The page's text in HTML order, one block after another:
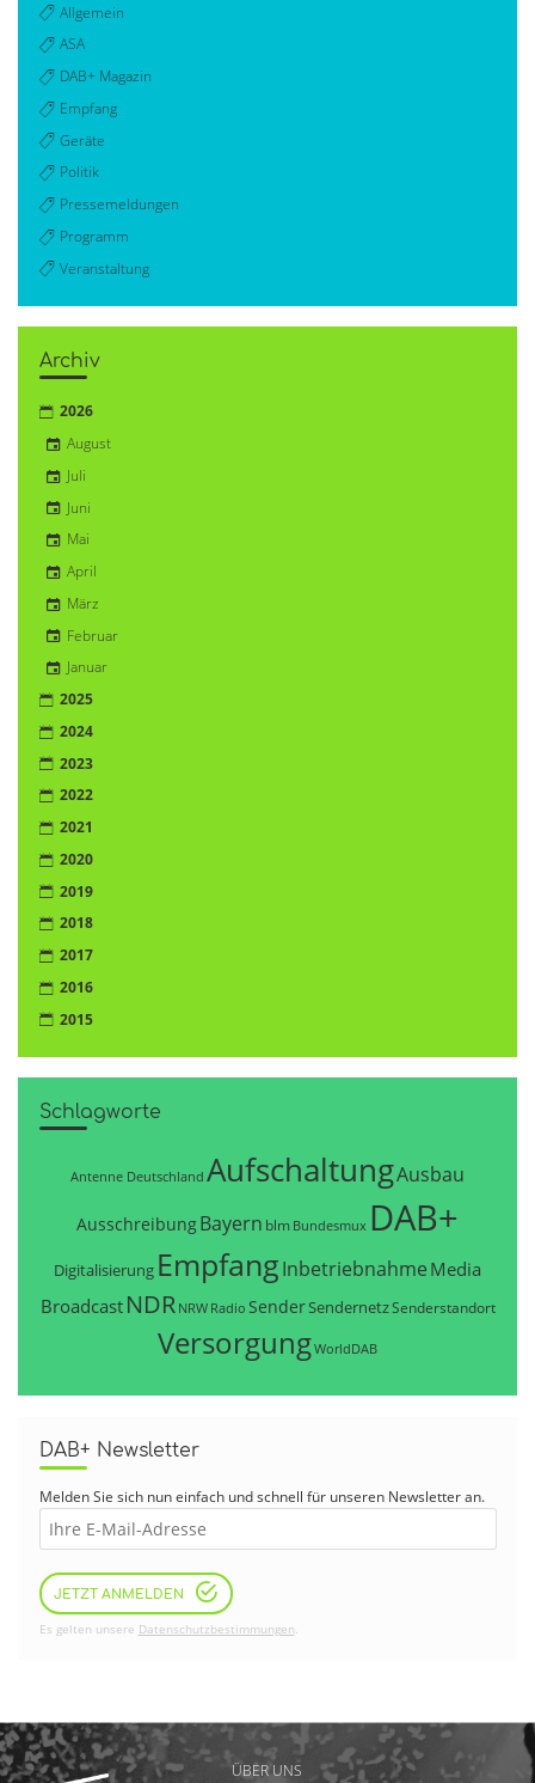
Allgemein
ASA
DAB+ Magazin
Empfang
Geräte
Politik
Pressemeldungen
Programm
Veranstaltung
Archiv
2026
August
Juli
Juni
Mai
April
März
Februar
Januar
2025
2024
2023
2022
2021
2020
2019
2018
2017
2016
2015
Schlagworte
Antenne Deutschland AufschaltungAusbau
AusschreibungBayern blm Bundesmux DAB+
Digitalisierung EmpfangInbetriebnahme Media
Broadcast NDR NRW Radio SenderSendernetzSenderstandort
VersorgungWorldDAB
DAB+ Newsletter
Melden Sie sich nun einfach und schnell für unseren Newsletter an.
JETZT ANMELDEN
Es gelten unsere Datenschutzbestimmungen.
ÜBER UNS